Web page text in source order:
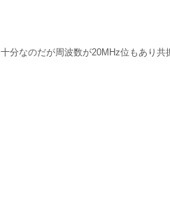
分なのだが周波数が20MHz位もあり